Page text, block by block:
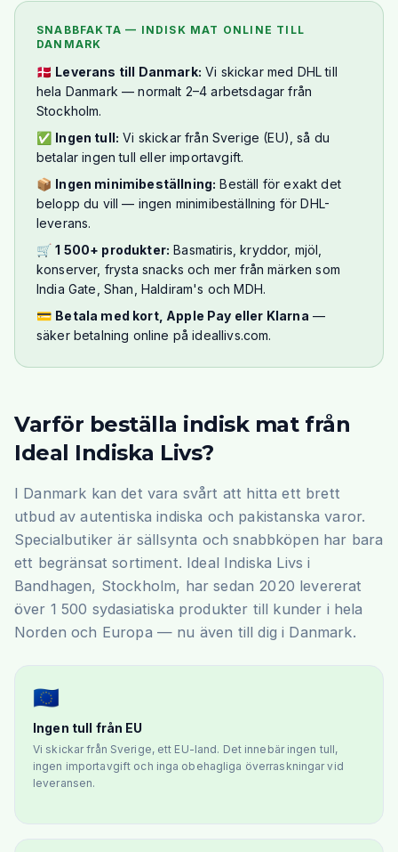
SNABBFAKTA — INDISK MAT ONLINE TILL
DANMARK
🇩🇰 Leverans till Danmark: Vi skickar med DHL till
hela Danmark — normalt 2–4 arbetsdagar från
Stockholm.
✅ Ingen tull: Vi skickar från Sverige (EU), så du
betalar ingen tull eller importavgift.
📦 Ingen minimibeställning: Beställ för exakt det
belopp du vill — ingen minimibeställning för DHL-
leverans.
🛒1 500+ produkter: Basmatiris, kryddor, mjöl,
konserver, frysta snacks och mer från märken som
India Gate, Shan, Haldiram's och MDH.
💳 Betala med kort, Apple Pay eller Klarna —
säker betalning online på ideallivs.com.
Varför beställa indisk mat från
Ideal Indiska Livs?
I Danmark kan det vara svårt att hitta ett brett
utbud av autentiska indiska och pakistanska varor.
Specialbutiker är sällsynta och snabbköpen har bara
ett begränsat sortiment. Ideal Indiska Livs i
Bandhagen, Stockholm, har sedan 2020 levererat
över 1 500 sydasiatiska produkter till kunder i hela
Norden och Europa — nu även till dig i Danmark.
🇪🇺
Ingen tull från EU
Vi skickar från Sverige, ett EU-land. Det innebär ingen tull,
ingen importavgift och inga obehagliga överraskningar vid
leveransen.